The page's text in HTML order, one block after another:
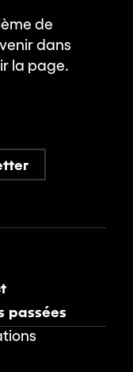
de
dans
la page.
passées